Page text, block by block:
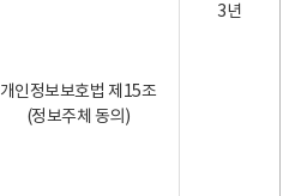
개인정보보호법 제15조
(정보주체 동의)
3년